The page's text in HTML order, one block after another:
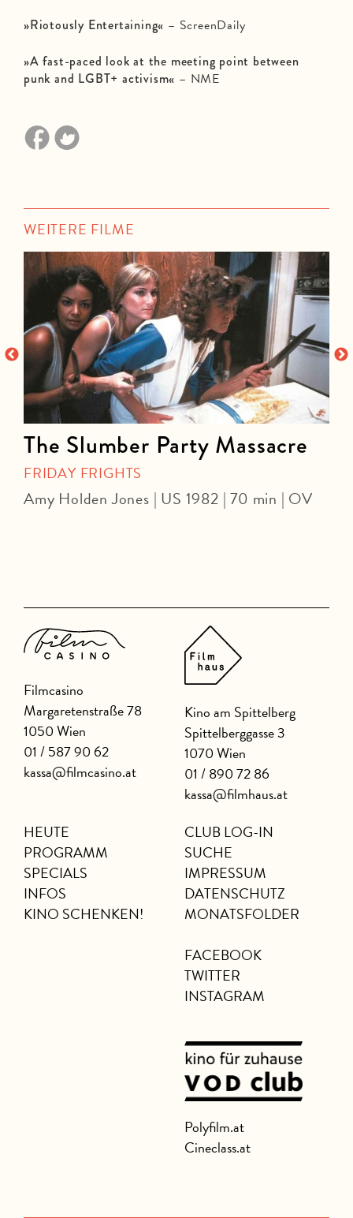
»Riotously Entertaining« – ScreenDaily
»A fast-paced look at the meeting point between
punk and LGBT+ activism« – NME
WEITERE FILME
The Slumber Party Massacre
FRIDAY FRIGHTS
Amy Holden Jones | US 1982 | 70 min | OV
Filmcasino
Margaretenstraße 78
1050 Wien
01 / 587 90 62
kassa@filmcasino.at
Kino am Spittelberg
Spittelberggasse 3
1070 Wien
01 / 890 72 86
kassa@filmhaus.at
HEUTE
PROGRAMM
SPECIALS
INFOS
KINO SCHENKEN!
CLUB LOG-IN
SUCHE
IMPRESSUM
DATENSCHUTZ
MONATSFOLDER
FACEBOOK
TWITTER
INSTAGRAM
Polyfilm.at
Cineclass.at